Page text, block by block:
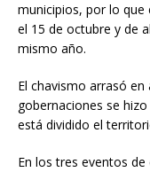
municipios, por lo que
el 15 de octubre y de
mismo año.
El chavismo arrasó
gobernaciones se
está dividido el
En los tres eventos